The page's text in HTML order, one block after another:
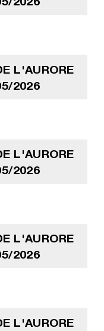
L'AURORE
2026
L'AURORE
2026
L'AURORE
2026
L'AURORE